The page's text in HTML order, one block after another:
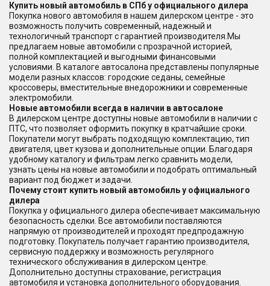
Купить новый автомобиль в СПб у официального дилера
Покупка нового автомобиля в нашем дилерском центре - это
возможность получить современный, надежный и
технологичный транспорт с гарантией производителя.Мы
предлагаем новые автомобили с прозрачной историей,
полной комплектацией и выгодными финансовыми
условиями. В каталоге автосалона представлены популярные
модели разных классов: городские седаны, семейные
кроссоверы, вместительные внедорожники и современные
электромобили.
Новые автомобили всегда в наличии в автосалоне
В дилерском центре доступны новые автомобили в наличии с
ПТС, что позволяет оформить покупку в кратчайшие сроки.
Покупатели могут выбрать подходящую комплектацию, тип
двигателя, цвет кузова и дополнительные опции. Благодаря
удобному каталогу и фильтрам легко сравнить модели,
узнать цены на новые автомобили и подобрать оптимальный
вариант под бюджет и задачи.
Почему стоит купить новый автомобиль у официального
дилера
Покупка у официального дилера обеспечивает максимальную
безопасность сделки. Все автомобили поставляются
напрямую от производителей и проходят предпродажную
подготовку. Покупатель получает гарантию производителя,
сервисную поддержку и возможность регулярного
технического обслуживания в дилерском центре.
Дополнительно доступны страхование, регистрация
автомобиля и установка дополнительного оборудования.